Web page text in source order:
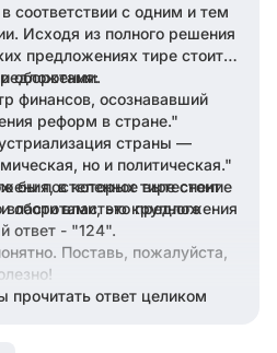
соответствии с одним и тем
Исходя из полного решения
предложениях тире стоит
оборотами.
финансов, осознававший
реформ в стране."
страны —
но и политическая."
бы постепенное вытеснение
властью крупного
в которых тире стоит
оборотами, это предложения
ответ - "124".
Поставь, пожалуйста,
прочитать ответ целиком